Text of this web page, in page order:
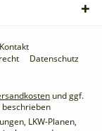
Kontakt
Datenschutz
und ggf.
LKW-Planen,